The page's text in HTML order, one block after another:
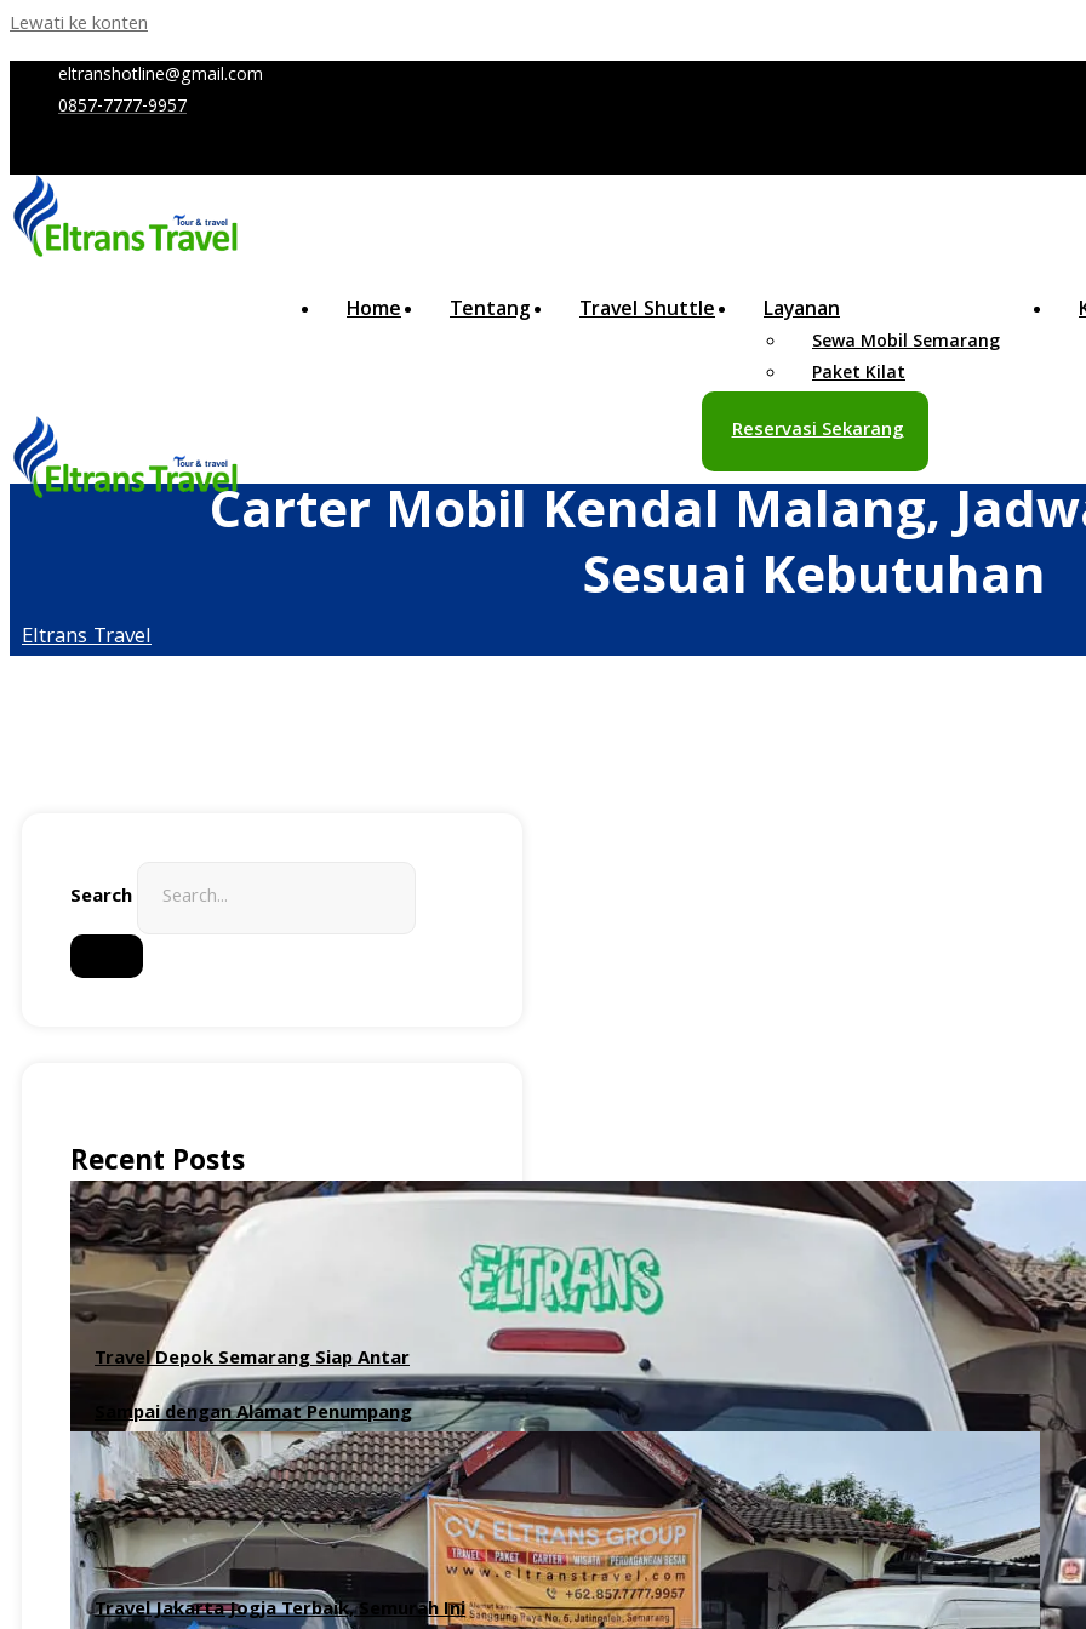
Lewati ke konten
eltranshotline@gmail.com
0857-7777-9957
Home Tentang Travel Shuttle Layanan
Sewa Mobil Semarang
Paket Kilat
Reservasi Sekarang
Carter Mobil Kendal Malang,
Sesuai Kebutuhan
Eltrans Travel
Search
Recent Posts
Travel Depok Semarang Siap Antar
Sampai dengan Alamat Penumpang
6 Agustus 2026
Travel Jakarta Jogja Terbaik, Semurah Ini